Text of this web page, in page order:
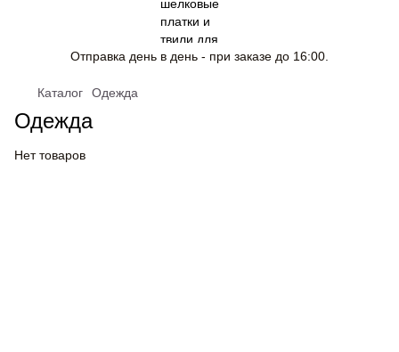
Отправка день в день - при заказе до 16:00.
Каталог Одежда
Одежда
Нет товаров